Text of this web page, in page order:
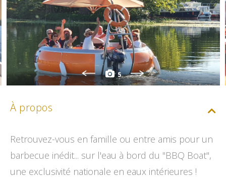
5
À propos
Retrouvez-vous en famille ou entre amis pour un
barbecue inédit... sur l'eau à bord du "BBQ Boat",
une exclusivité nationale en eaux intérieures !